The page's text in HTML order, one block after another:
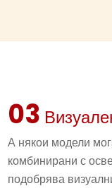
свободно и с
игра.
03
А някои модели
комбинирани с
подобрява